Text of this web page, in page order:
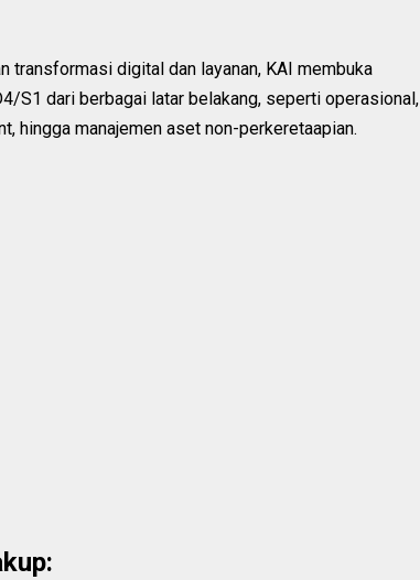
transformasi digital dan layanan, KAI membuka
S1 dari berbagai latar belakang, seperti operasional,
hingga manajemen aset non-perkeretaapian.